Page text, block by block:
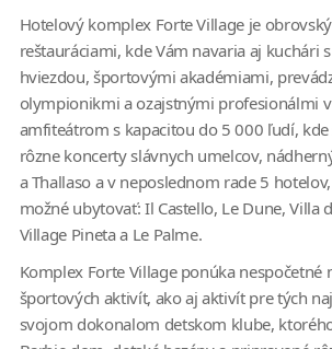
Hotelový komplex Forte Village je
reštauráciami, kde Vám navaria aj kuchári
hviezdou, športovými akadémiami,
olympionikmi a ozajstnými profesionálmi
amfiteátrom s kapacitou do 5 000 ľudí, kde
rôzne koncerty slávnych umelcov,
a Thallaso a v neposlednom rade 5
možné ubytovať: Il Castello, Le Dune, Villa
Village Pineta a Le Palme.
Komplex Forte Village ponúka nespočetné
športových aktivít, ako aj aktivít pre tých
svojom dokonalom detskom klube,